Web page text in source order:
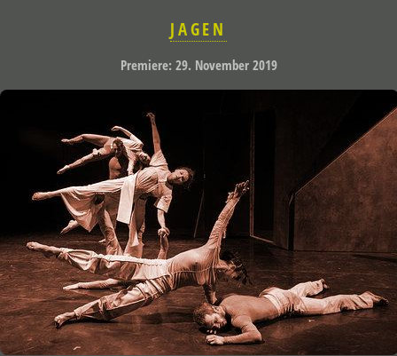
JAGEN
Premiere: 29. November 2019